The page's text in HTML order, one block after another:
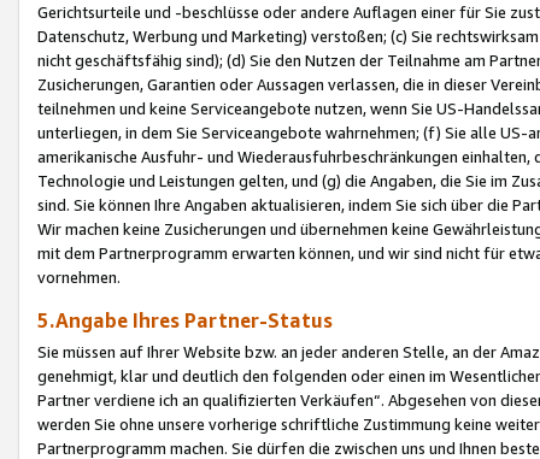
Gerichtsurteile und -beschlüsse oder andere Auflagen einer für Sie
Datenschutz, Werbung und Marketing) verstoßen; (c) Sie
nicht geschäftsfähig sind); (d) Sie den Nutzen der Teilnahme am
Zusicherungen, Garantien oder Aussagen verlassen, die in dieser
teilnehmen und keine Serviceangebote nutzen, wenn Sie US-
unterliegen, in dem Sie Serviceangebote wahrnehmen; (f) Sie alle
amerikanische Ausfuhr- und Wiederausfuhrbeschränkungen
Technologie und Leistungen gelten, und (g) die Angaben, die Sie im
sind. Sie können Ihre Angaben aktualisieren, indem Sie sich über die
Wir machen keine Zusicherungen und übernehmen keine
mit dem Partnerprogramm erwarten können, und wir sind nicht für
vornehmen.
5.Angabe Ihres Partner-Status
Sie müssen auf Ihrer Website bzw. an jeder anderen Stelle, an der
genehmigt, klar und deutlich den folgenden oder einen im
Partner verdiene ich an qualifizierten Verkäufen“. Abgesehen von
werden Sie ohne unsere vorherige schriftliche Zustimmung keine
Partnerprogramm machen. Sie dürfen die zwischen uns und Ihnen